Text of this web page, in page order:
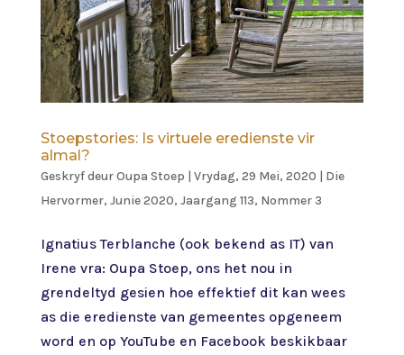
Stoepstories: Is virtuele eredienste vir
almal?
Geskryf deurOupa Stoep | Vrydag, 29 Mei, 2020 | Die
Hervormer, Junie 2020, Jaargang 113, Nommer 3
Ignatius Terblanche (ook bekend as IT) van
Irene vra: Oupa Stoep, ons het nou in
grendeltyd gesien hoe effektief dit kan wees
as die eredienste van gemeentes opgeneem
word en op YouTube en Facebook beskikbaar